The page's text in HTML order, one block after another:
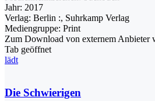
Jahr: 2017
Verlag: Berlin :, Suhrkamp Verlag
Mediengruppe: Print
Zum Download von externem Anbieter
Tab geöffnet
lädt
Die Schwierigen